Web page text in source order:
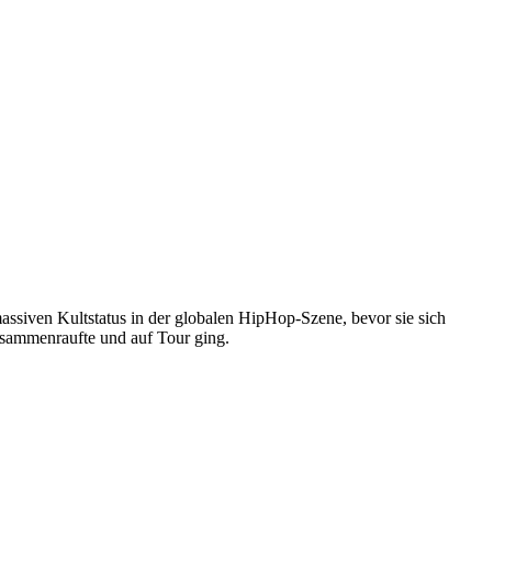
Kultstatus in der globalen HipHop-Szene, bevor sie sich
und auf Tour ging.